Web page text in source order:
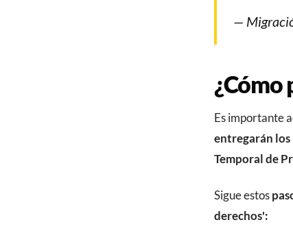
—
¿Cómo
Es importante
entregarán los
Temporal de
Sigue estos
derechos':